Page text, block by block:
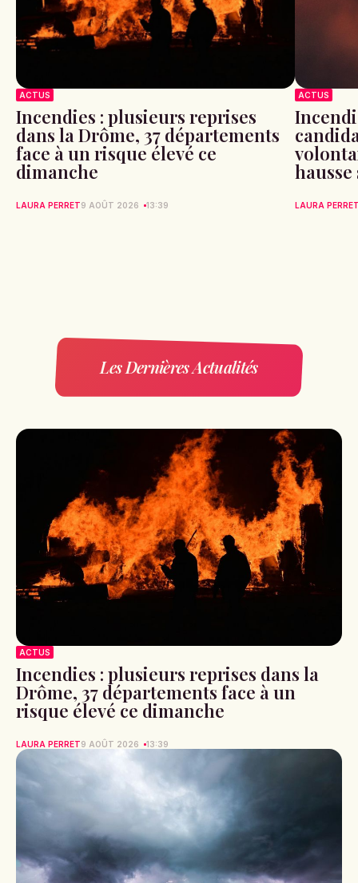
ACTUS
Incendies : plusieurs reprises
dans la Drôme, 37 départements
face à un risque élevé ce
dimanche
LAURA PERRET9 AOÛT 2026 13:39
ACTUS
LAURA
Les Dernières Actualités
ACTUS
Incendies : plusieurs reprises dans la
Drôme, 37 départements face à un
risque élevé ce dimanche
LAURA PERRET9 AOÛT 2026 13:39